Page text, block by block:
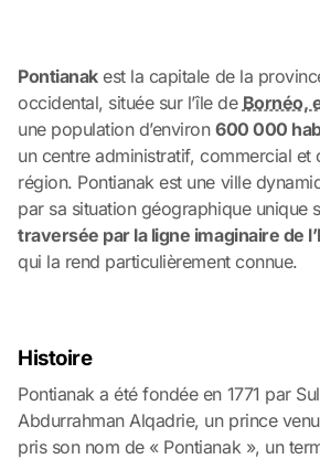
Pontianakest la capitale de la
occidental, située sur l’île de Bornéo,
une population d’environ600 000
un centre administratif, commercial et
région. Pontianak est une ville
par sa situation géographique unique
traversée par la ligne imaginaire de
qui la rend particulièrement connue.
Histoire
Pontianak a été fondée en 1771 par
Abdurrahman Alqadrie, un prince
pris son nom de « Pontianak », un